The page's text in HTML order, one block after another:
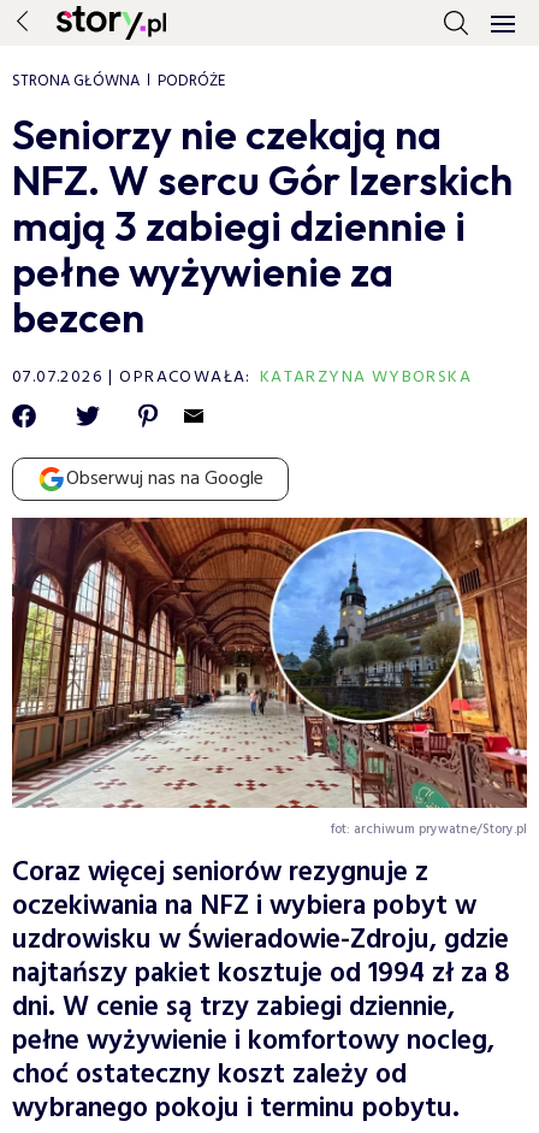
STRONA GŁÓWNA PODRÓŻE
Seniorzy nie czekają na
NFZ. W sercu Gór Izerskich
mają 3 zabiegi dziennie i
pełne wyżywienie za
bezcen
07.07.2026 OPRACOWAŁA: KATARZYNA WYBORSKA
Obserwuj nas na Google
fot: archiwum prywatne/Story.pl
Coraz więcej seniorów rezygnuje z
oczekiwania na NFZ i wybiera pobyt w
uzdrowisku w Świeradowie-Zdroju, gdzie
najtańszy pakiet kosztuje od 1994 zł za 8
dni. W cenie są trzy zabiegi dziennie,
pełne wyżywienie i komfortowy nocleg,
choć ostateczny koszt zależy od
wybranego pokoju i terminu pobytu.